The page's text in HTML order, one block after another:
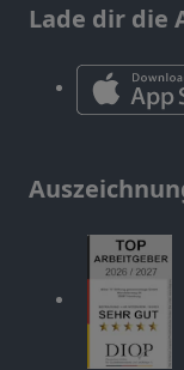
Lade dir die